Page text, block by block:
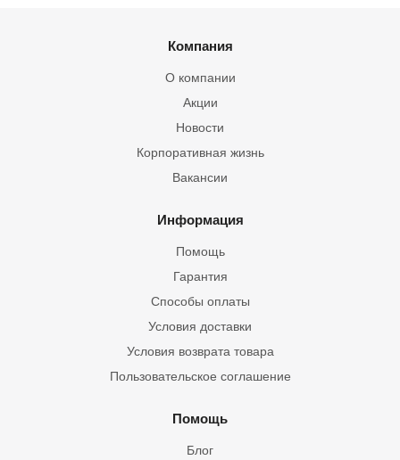
Компания
О компании
Акции
Новости
Корпоративная жизнь
Вакансии
Информация
Помощь
Гарантия
Способы оплаты
Условия доставки
Условия возврата товара
Пользовательское соглашение
Помощь
Блог